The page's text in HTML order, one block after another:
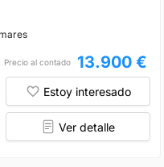
Precio al contado 13.900 €
Estoy interesado
Ver detalle